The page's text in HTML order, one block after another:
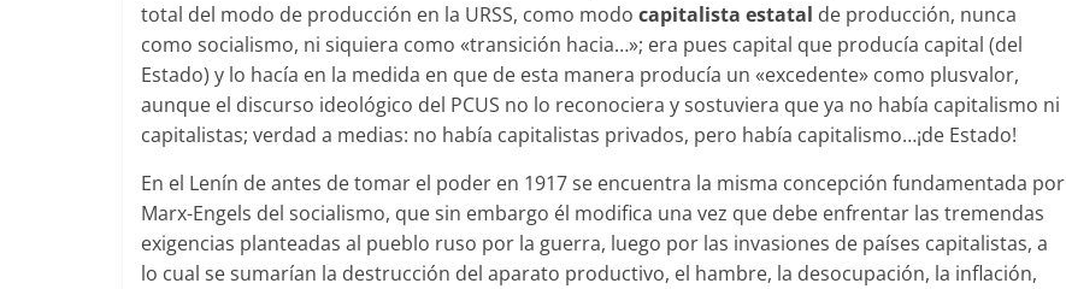
total del modo de producción en la URSS, como modo capitalista estatal de producción, nunca
como socialismo, ni siquiera como «transición hacia…»; era pues capital que producía capital (del
Estado) y lo hacía en la medida en que de esta manera producía un «excedente» como plusvalor,
aunque el discurso ideológico del PCUS no lo reconociera y sostuviera que ya no había capitalismo ni
capitalistas; verdad a medias: no había capitalistas privados, pero había capitalismo…¡de Estado!
En el Lenín de antes de tomar el poder en 1917 se encuentra la misma concepción fundamentada por
Marx-Engels del socialismo, que sin embargo él modifica una vez que debe enfrentar las tremendas
exigencias planteadas al pueblo ruso por la guerra, luego por las invasiones de países capitalistas, a
lo cual se sumarían la destrucción del aparato productivo, el hambre, la desocupación, la inflación,